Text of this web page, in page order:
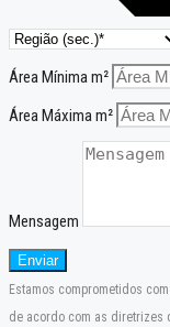
Área Mínima m²
Área Máxima m²
Mensagem
Enviar
Estamos comprometidos
de acordo com as diretrizes